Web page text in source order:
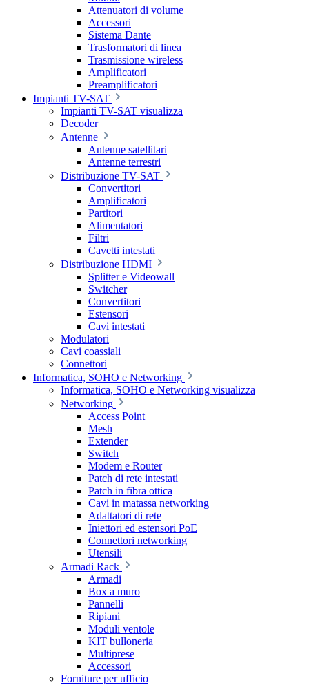
Attenuatori di volume
Accessori
Sistema Dante
Trasformatori di linea
Trasmissione wireless
Amplificatori
Preamplificatori
Impianti TV-SAT
Impianti TV-SAT visualizza
Decoder
Antenne
Antenne satellitari
Antenne terrestri
Distribuzione TV-SAT
Convertitori
Amplificatori
Partitori
Alimentatori
Filtri
Cavetti intestati
Distribuzione HDMI
Splitter e Videowall
Switcher
Convertitori
Estensori
Cavi intestati
Modulatori
Cavi coassiali
Connettori
Informatica, SOHO e Networking
Informatica, SOHO e Networking visualizza
Networking
Access Point
Mesh
Extender
Switch
Modem e Router
Patch di rete intestati
Patch in fibra ottica
Cavi in matassa networking
Adattatori di rete
Iniettori ed estensori PoE
Connettori networking
Utensili
Armadi Rack
Armadi
Box a muro
Pannelli
Ripiani
Moduli ventole
KIT bulloneria
Multiprese
Accessori
Forniture per ufficio